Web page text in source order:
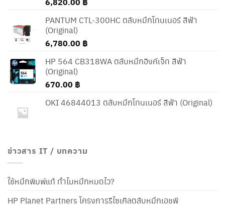
PANTUM CTL-300HC ตลับหมึกโทนเนอร์ สีฟ้า
(Original)
6,780.00 ฿
HP 564 CB318WA ตลับหมึกอิงค์เจ็ท สีฟ้า
(Original)
670.00 ฿
OKI 46844013 ตลับหมึกโทนเนอร์ สีฟ้า (Original)
ข่าวสาร IT / บทความ
ใช้หมึกพิมพ์แท้ ทำไมหมึกหมดไว?
HP Planet Partners โครงการรีไซเคิลตลับหมึกเอชพี